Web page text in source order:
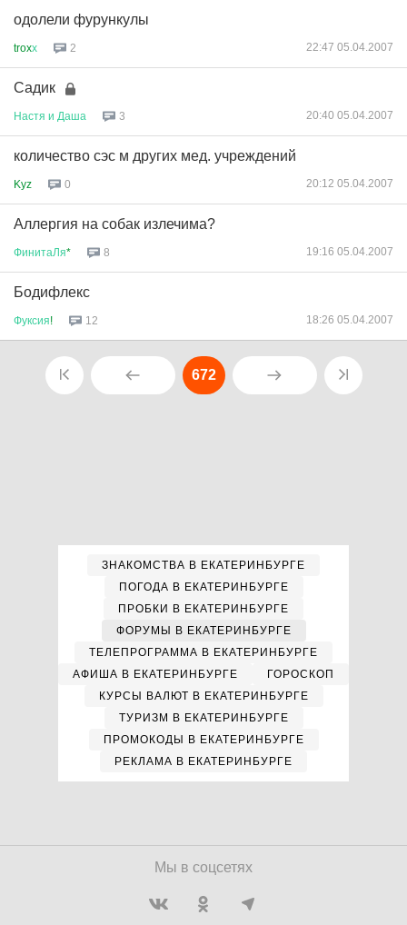
одолели фурункулы
troxх 2 22:47 05.04.2007
Садик
Настя и Даша 3 20:40 05.04.2007
количество сэс м других мед. учреждений
Kyz 0 20:12 05.04.2007
Аллергия на собак излечима?
ФинитаЛя* 8 19:16 05.04.2007
Бодифлекс
Фуксия! 12 18:26 05.04.2007
672
ЗНАКОМСТВА В ЕКАТЕРИНБУРГЕ
ПОГОДА В ЕКАТЕРИНБУРГЕ
ПРОБКИ В ЕКАТЕРИНБУРГЕ
ФОРУМЫ В ЕКАТЕРИНБУРГЕ
ТЕЛЕПРОГРАММА В ЕКАТЕРИНБУРГЕ
АФИША В ЕКАТЕРИНБУРГЕ
ГОРОСКОП
КУРСЫ ВАЛЮТ В ЕКАТЕРИНБУРГЕ
ТУРИЗМ В ЕКАТЕРИНБУРГЕ
ПРОМОКОДЫ В ЕКАТЕРИНБУРГЕ
РЕКЛАМА В ЕКАТЕРИНБУРГЕ
Мы в соцсетях